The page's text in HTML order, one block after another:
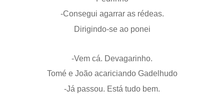
-Consegui agarrar as rédeas.
Dirigindo-se ao ponei
-Vem cá. Devagarinho.
Tomé e João acariciando Gadelhudo
-Já passou. Está tudo bem.